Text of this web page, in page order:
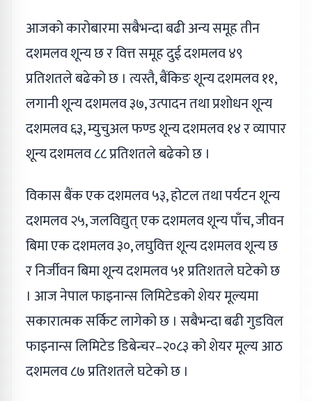
आजको कारोबारमा सबैभन्दा बढी अन्य समूह तीन
दशमलव शून्य छ र वित्त समूह दुई दशमलव ४९
प्रतिशतले बढेको छ । त्यस्तै, बैंकिङ शून्य दशमलव ११,
लगानी शून्य दशमलव ३७, उत्पादन तथा प्रशोधन शून्य
दशमलव ६३, म्युचुअल फण्ड शून्य दशमलव १४ र व्यापार
शून्य दशमलव ८८ प्रतिशतले बढेको छ ।
विकास बैंक एक दशमलव ५३, होटल तथा पर्यटन शून्य
दशमलव २५, जलविद्युत् एक दशमलव शून्य पाँच, जीवन
बिमा एक दशमलव ३०, लघुवित्त शून्य दशमलव शून्य छ
र निर्जीवन बिमा शून्य दशमलव ५१ प्रतिशतले घटेको छ
। आज नेपाल फाइनान्स लिमिटेडको शेयर मूल्यमा
सकारात्मक सर्किट लागेको छ । सबैभन्दा बढी गुडविल
फाइनान्स लिमिटेड डिबेन्चर–२०८३ को शेयर मूल्य आठ
दशमलव ८७ प्रतिशतले घटेको छ ।